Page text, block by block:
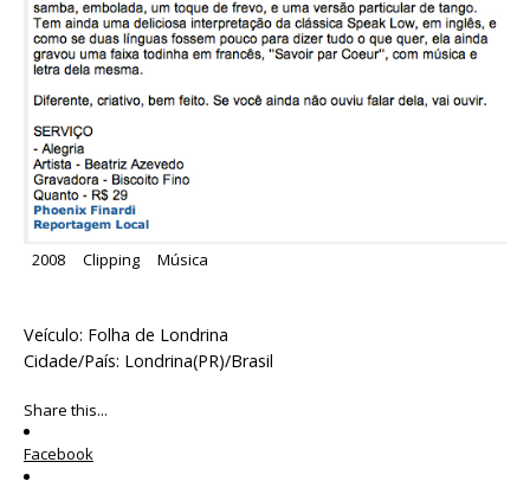
2008 Clipping Música
Veículo: Folha de Londrina
Cidade/País: Londrina(PR)/Brasil
Share this...
Facebook